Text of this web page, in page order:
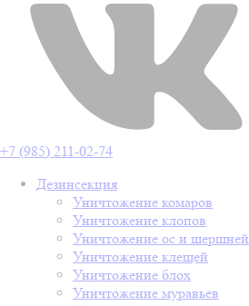
+7 (985) 211-02-74
Дезинсекция
Уничтожение комаров
Уничтожение клопов
Уничтожение ос и шершней
Уничтожение клещей
Уничтожение блох
Уничтожение муравьев